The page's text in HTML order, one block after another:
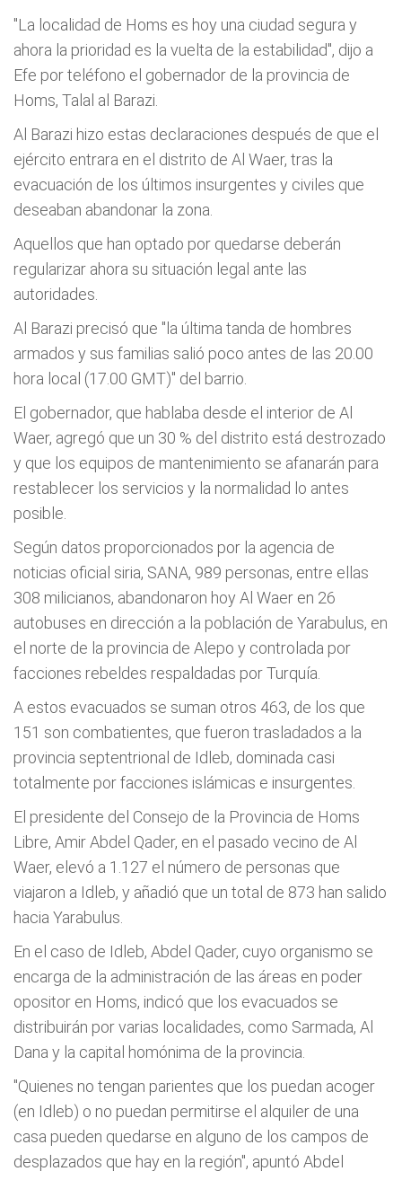
"La localidad de Homs es hoy una ciudad segura y
ahora la prioridad es la vuelta de la estabilidad", dijo a
Efe por teléfono el gobernador de la provincia de
Homs, Talal al Barazi.
Al Barazi hizo estas declaraciones después de que el
ejército entrara en el distrito de Al Waer, tras la
evacuación de los últimos insurgentes y civiles que
deseaban abandonar la zona.
Aquellos que han optado por quedarse deberán
regularizar ahora su situación legal ante las
autoridades.
Al Barazi precisó que "la última tanda de hombres
armados y sus familias salió poco antes de las 20.00
hora local (17.00 GMT)" del barrio.
El gobernador, que hablaba desde el interior de Al
Waer, agregó que un 30 % del distrito está destrozado
y que los equipos de mantenimiento se afanarán para
restablecer los servicios y la normalidad lo antes
posible.
Según datos proporcionados por la agencia de
noticias oficial siria, SANA, 989 personas, entre ellas
308 milicianos, abandonaron hoy Al Waer en 26
autobuses en dirección a la población de Yarabulus, en
el norte de la provincia de Alepo y controlada por
facciones rebeldes respaldadas por Turquía.
A estos evacuados se suman otros 463, de los que
151 son combatientes, que fueron trasladados a la
provincia septentrional de Idleb, dominada casi
totalmente por facciones islámicas e insurgentes.
El presidente del Consejo de la Provincia de Homs
Libre, Amir Abdel Qader, en el pasado vecino de Al
Waer, elevó a 1.127 el número de personas que
viajaron a Idleb, y añadió que un total de 873 han salido
hacia Yarabulus.
En el caso de Idleb, Abdel Qader, cuyo organismo se
encarga de la administración de las áreas en poder
opositor en Homs, indicó que los evacuados se
distribuirán por varias localidades, como Sarmada, Al
Dana y la capital homónima de la provincia.
"Quienes no tengan parientes que los puedan acoger
(en Idleb) o no puedan permitirse el alquiler de una
casa pueden quedarse en alguno de los campos de
desplazados que hay en la región", apuntó Abdel